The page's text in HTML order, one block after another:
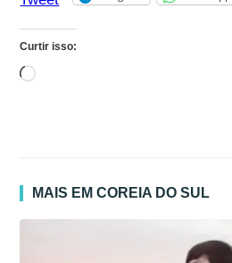
Curtir isso:
Carregando...
MAIS EM COREIA DO SUL